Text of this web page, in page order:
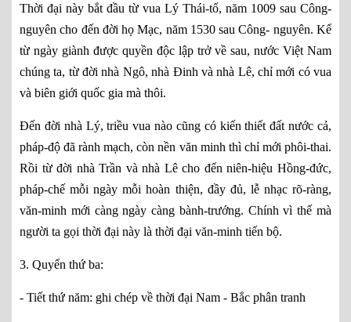
Thời đại này bắt đầu từ vua Lý Thái-tổ, năm 1009 sau Công-
nguyên cho đến đời họ Mạc, năm 1530 sau Công- nguyên. Kể
từ ngày giành được quyền độc lập trở về sau, nước Việt Nam
chúng ta, từ đời nhà Ngô, nhà Đinh và nhà Lê, chỉ mới có vua
và biên giới quốc gia mà thôi.
Đến đời nhà Lý, triều vua nào cũng có kiến thiết đất nước cả,
pháp-độ đã rành mạch, còn nền văn minh thì chỉ mới phôi-thai.
Rồi từ đời nhà Trần và nhà Lê cho đến niên-hiệu Hồng-đức,
pháp-chế mỗi ngày mỗi hoàn thiện, đầy đủ, lễ nhạc rõ-ràng,
văn-minh mới càng ngày càng bành-trướng. Chính vì thế mà
người ta gọi thời đại này là thời đại văn-minh tiến bộ.
3. Quyển thứ ba:
- Tiết thứ năm: ghi chép về thời đại Nam - Bắc phân tranh